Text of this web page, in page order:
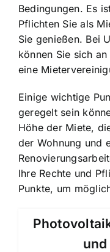
Bedingungen. Es
Pflichten Sie als
Sie genießen. Bei
können Sie sich
eine
Einige wichtige
geregelt sein
Höhe der Miete,
der Wohnung und
Ihre Rechte und
Punkte, um
und